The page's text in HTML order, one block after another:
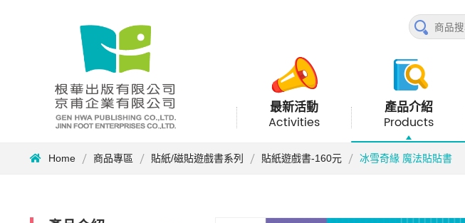
最新活動
Activities
產品介紹
Products
Home 商品專區 貼紙/磁貼遊戲書系列 貼紙遊戲書-160元 冰雪奇緣 魔法貼貼書